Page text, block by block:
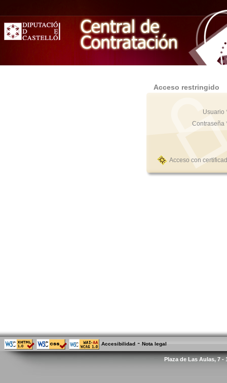
Acceso restringido
Usuario
Contraseña
Acceso con
Accesibilidad - Nota legal
Plaza de Las Aulas, 7 -